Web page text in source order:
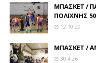
ΜΠΑΣΚΕΤ /
ΠΟΛΙΧΝΗΣ 50
12.10.20
ΜΠΑΣΚΕΤ /
30.4.26